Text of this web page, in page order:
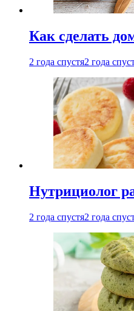
Как сделать
2 года спустя2 года
Нутрициолог
2 года спустя2 года